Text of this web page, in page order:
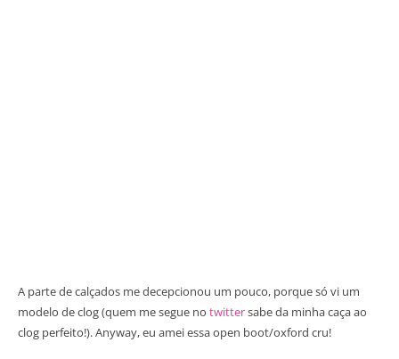
A parte de calçados me decepcionou um pouco, porque só vi um
modelo de clog (quem me segue no twittersabe da minha caça ao
clog perfeito!). Anyway, eu amei essa open boot/oxford cru!